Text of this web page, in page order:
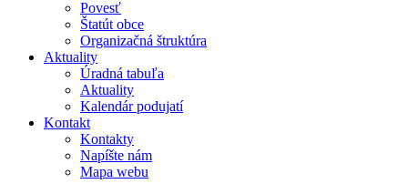
Povesť
Štatút obce
Organizačná štruktúra
Aktuality
Úradná tabuľa
Aktuality
Kalendár podujatí
Kontakt
Kontakty
Napíšte nám
Mapa webu